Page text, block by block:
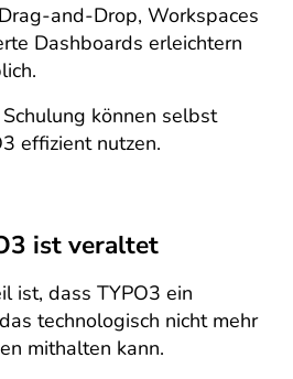
and-Drop, Workspaces
Dashboards erleichtern
können selbst
effizient nutzen.
ist veraltet
ist, dass TYPO3 ein
technologisch nicht mehr
mithalten kann.